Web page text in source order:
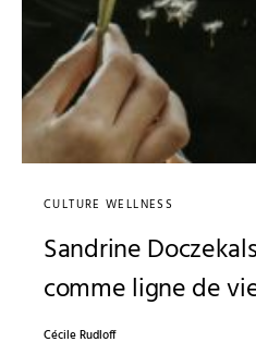
CULTURE WELLNESS
Sandrine
comme ligne de
Cécile Rudloff